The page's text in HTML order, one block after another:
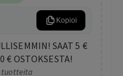
Kopioi
SAAT 5 €
€ OSTOKSESTA!
tuotteita